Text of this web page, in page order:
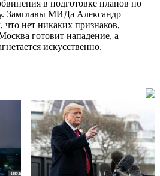
в подготовке планов по
Замглавы МИДа Александр
что нет никаких признаков,
готовит нападение, а
искусственно.